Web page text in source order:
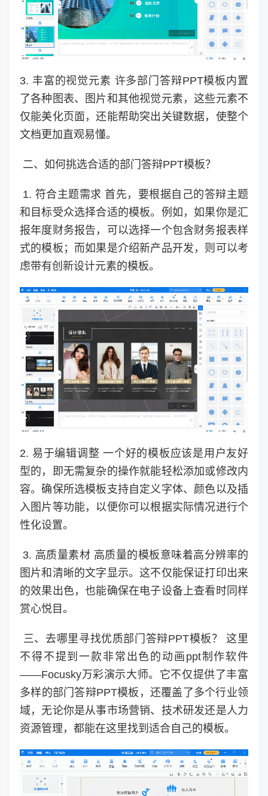
3. 丰富的视觉元素 许多部门答辩PPT模板内置
了各种图表、图片和其他视觉元素，这些元素不
仅能美化页面，还能帮助突出关键数据，使整个
文档更加直观易懂。
二、如何挑选合适的部门答辩PPT模板？
1. 符合主题需求 首先，要根据自己的答辩主题
和目标受众选择合适的模板。例如，如果你是汇
报年度财务报告，可以选择一个包含财务报表样
式的模板；而如果是介绍新产品开发，则可以考
虑带有创新设计元素的模板。
2. 易于编辑调整 一个好的模板应该是用户友好
型的，即无需复杂的操作就能轻松添加或修改内
容。确保所选模板支持自定义字体、颜色以及插
入图片等功能，以便你可以根据实际情况进行个
性化设置。
3. 高质量素材 高质量的模板意味着高分辨率的
图片和清晰的文字显示。这不仅能保证打印出来
的效果出色，也能确保在电子设备上查看时同样
赏心悦目。
三、去哪里寻找优质部门答辩PPT模板？ 这里
不得不提到一款非常出色的动画ppt制作软件
——Focusky万彩演示大师。它不仅提供了丰富
多样的部门答辩PPT模板，还覆盖了多个行业领
域，无论你是从事市场营销、技术研发还是人力
资源管理，都能在这里找到适合自己的模板。